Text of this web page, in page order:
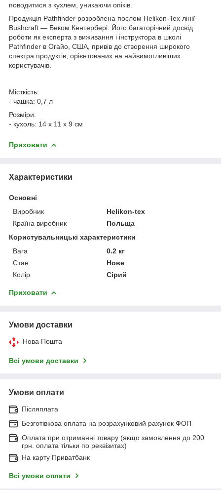
поводитися з кухлем, уникаючи опіків.
Продукція Pathfinder розроблена послом Helikon-Tex лінії
Bushcraft — Беком Кентербері. Його багаторічний досвід
роботи як експерта з виживання і інструктора в школі
Pathfinder в Огайо, США, привів до створення широкого
спектра продуктів, орієнтованих на найвимогливіших
користувачів.
Місткість:
- чашка: 0,7 л
Розміри:
- кухоль: 14 х 11 х 9 см
Приховати
Характеристики
Основні
Виробник
Helikon-tex
Країна виробник
Польща
Користувальницькі характеристики
Вага
0.2 кг
Стан
Нове
Колір
Сірий
Приховати
Умови доставки
Нова Пошта
Всі умови доставки
Умови оплати
Післяплата
Безготівкова оплата на розрахунковий рахунок ФОП
Оплата при отриманні товару (якщо замовлення до 200
грн. оплата тільки по реквізитах)
На карту Приватбанк
Всі умови оплати